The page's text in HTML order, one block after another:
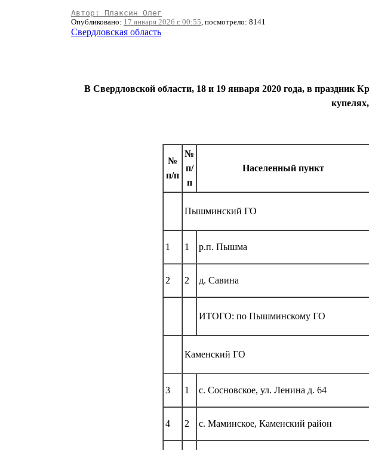
Автор: Плаксин Олег
Опубликовано: 17 января 2026 г. 00:55, посмотрело: 8141
Свердловская область
В Свердловской области, 18 и 19 января 2020 года, в праздник
№
п/п
№
п/
п
Населенный пункт
Пышминский ГО
1 1 р.п. Пышма
2 2 д. Савина
ИТОГО: по Пышминскому ГО
Каменский ГО
3 1 с. Сосновское, ул. Ленина д. 64
4 2 с. Маминское, Каменский район